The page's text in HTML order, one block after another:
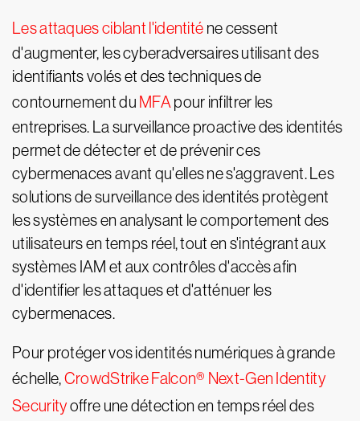
Les attaques ciblant l'identité ne cessent
d'augmenter, les cyberadversaires utilisant des
identifiants volés et des techniques de
contournement du MFA pour infiltrer les
entreprises. La surveillance proactive des identités
permet de détecter et de prévenir ces
cybermenaces avant qu'elles ne s'aggravent. Les
solutions de surveillance des identités protègent
les systèmes en analysant le comportement des
utilisateurs en temps réel, tout en s'intégrant aux
systèmes IAM et aux contrôles d'accès afin
d'identifier les attaques et d'atténuer les
cybermenaces.
Pour protéger vos identités numériques à grande
échelle,CrowdStrike Falcon® Next-Gen Identity
Securityoffre une détection en temps réel des